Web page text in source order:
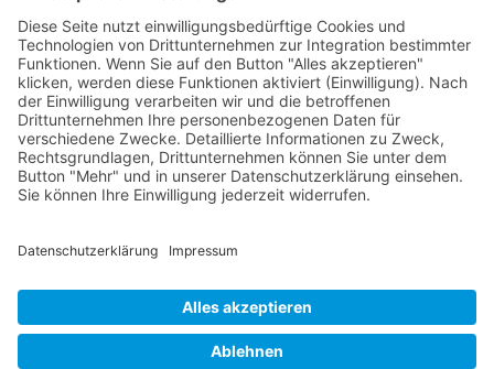
C/O CITYPARTNER MÜNCHEN
HERZOG-WILHELM-STRASSE 15
D-80331 MÜNCHEN
TEL. +49 (0) 89 122 280 780
© 2025 Münchner Innenstadtwirte e.V.